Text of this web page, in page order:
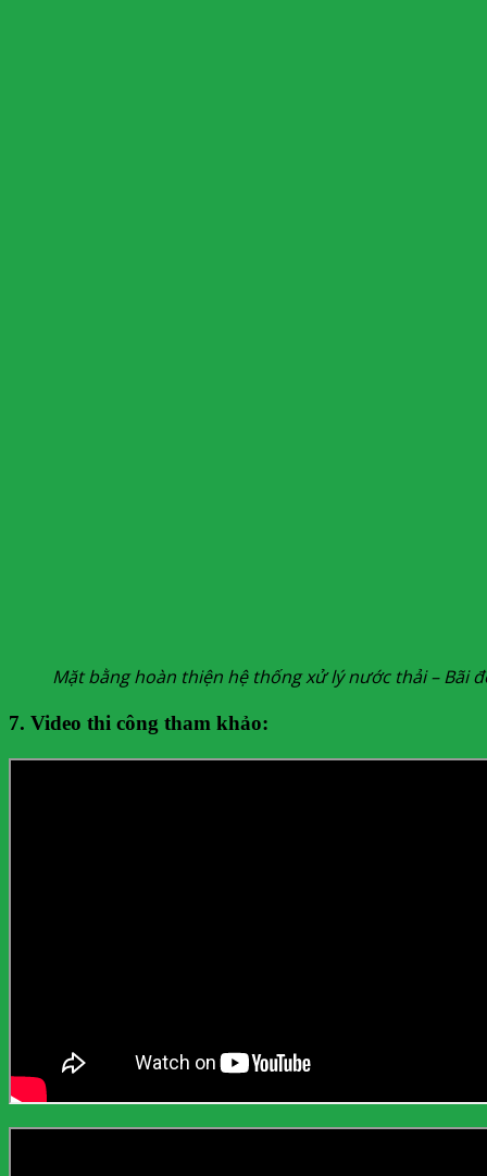
Mặt bằng hoàn thiện hệ thống xử lý nước thải – Bãi
7. Video thi công tham khảo: